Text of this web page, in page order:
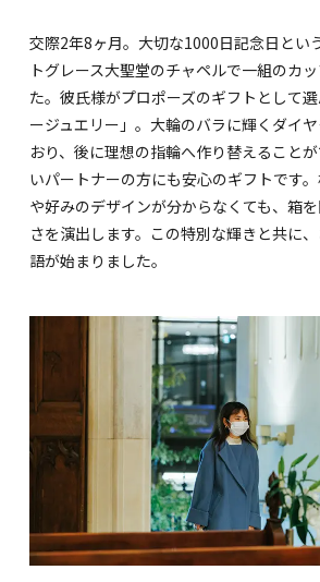
交際2年8ヶ月。大切な1000日記念日とい
トグレース大聖堂のチャペルで一組のカ
た。彼氏様がプロポーズのギフトとして
ージュエリー」。大輪のバラに輝くダイ
おり、後に理想の指輪へ作り替えること
いパートナーの方にも安心のギフトです
や好みのデザインが分からなくても、箱
さを演出します。この特別な輝きと共に
語が始まりました。